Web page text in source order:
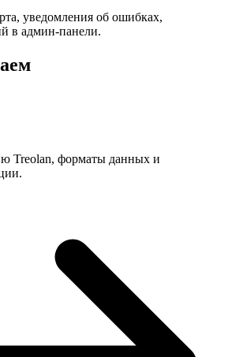
уведомления об ошибках,
в админ-панели.
Treolan, форматы данных и